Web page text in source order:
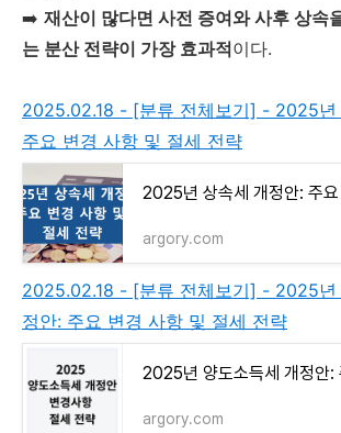
➡️ 재산이 많다면 사전 증여와사후 상속
는 분산 전략이 가장 효과적이다.
2025.02.18 - [분류 전체보기] - 2025년
주요 변경 사항 및 절세 전략
argory.com
2025.02.18 - [분류 전체보기] - 2025년
정안: 주요 변경 사항 및 절세 전략
argory.com